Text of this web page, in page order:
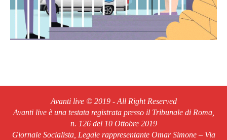
Avanti live © 2019 - All Right Reserved
Avanti live è una testata registrata presso il Tribunale di Roma,
n. 126 del 10 Ottobre 2019
Giornale Socialista, Legale rappresentante Omar Simone – Via